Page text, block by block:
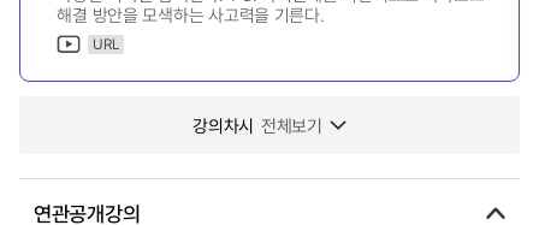
해결 방안을 모색하는 사고력을 기른다.
URL
강의차시 전체보기
연관공개강의